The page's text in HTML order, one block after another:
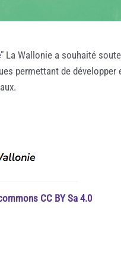
" La Wallonie a souhaité
permettant de développer
CC BY Sa 4.0